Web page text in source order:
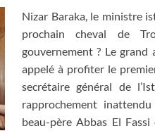
Nizar Baraka, le ministre
prochain cheval de
gouvernement ? Le
appelé à profiter le
secrétaire général de
rapprochement
beau-père Abbas El